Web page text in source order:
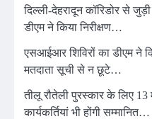
दिल्ली-देहरादून कॉरिडोर से
डीएम ने किया निरीक्षण…
एसआईआर शिविरों का डीएम ने
मतदाता सूची से न छूटे…
तीलू रौतेली पुरस्कार के लिए
कार्यकर्तियां भी होंगी सम्मानित…